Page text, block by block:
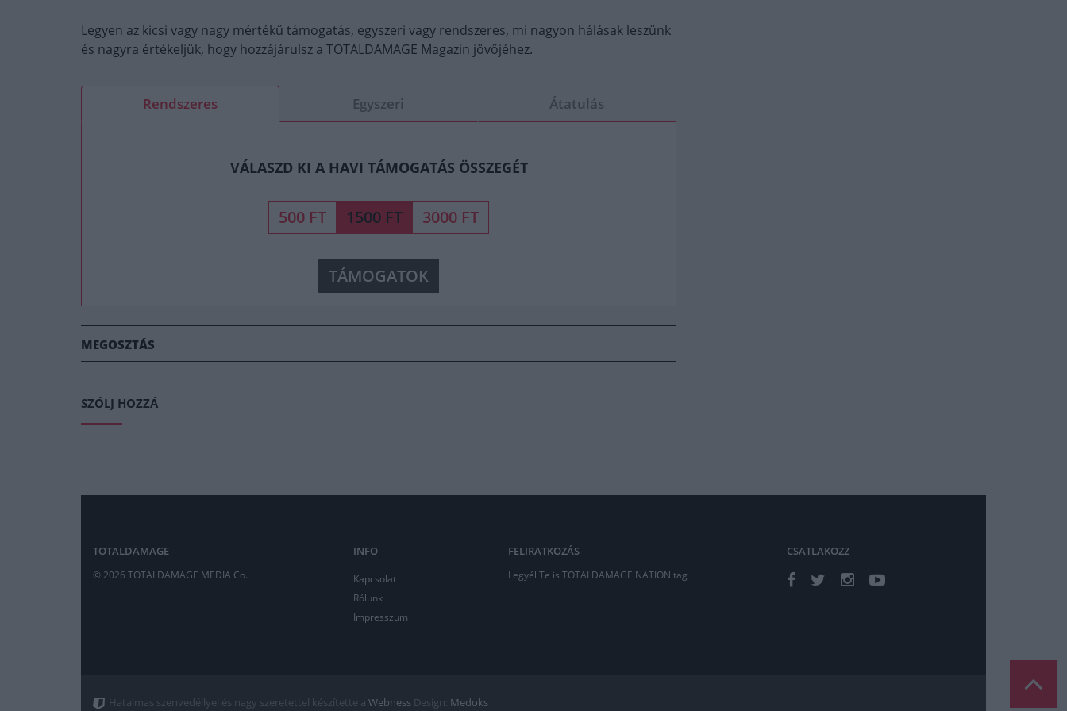
Legyen az kicsi vagy nagy mértékű támogatás, egyszeri vagy rendszeres, mi nagyon hálásak leszünk
és nagyra értékeljük, hogy hozzájárulsz a TOTALDAMAGE Magazin jövőjéhez.
Rendszeres Egyszeri Átatulás
VÁLASZD KI A HAVI TÁMOGATÁS ÖSSZEGÉT
500 FT 1500 FT 3000 FT
TÁMOGATOK
MEGOSZTÁS
SZÓLJ HOZZÁ
TOTALDAMAGE
© 2026 TOTALDAMAGE MEDIA Co.
INFO
Kapcsolat
Rólunk
Impresszum
FELIRATKOZÁS
Legyél Te is TOTALDAMAGE NATION tag
CSATLAKOZZ
Hatalmas szenvedéllyel és nagy szeretettel készítette a Webness Design: Medoks